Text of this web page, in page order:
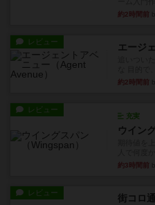
約2時間前
レビュー エージ
約2時間前
レビュー
充実
ウイン
約3時間前
レビュー 街コロ通